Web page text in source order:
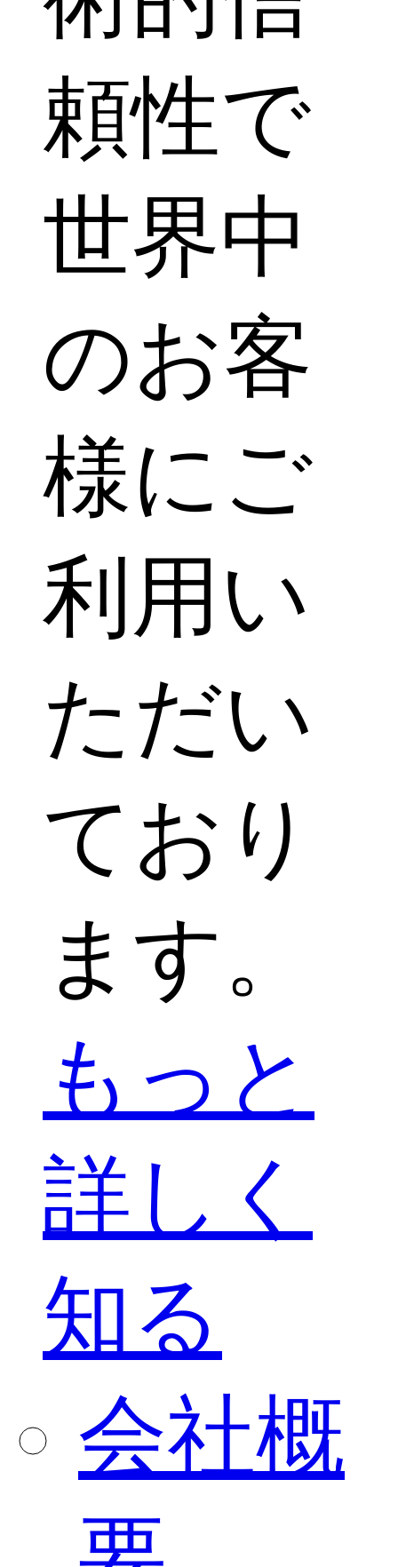
頼性で
世界中
のお客
様にご
利用い
ただい
ており
ます。
もっと
詳しく
知る
会社概